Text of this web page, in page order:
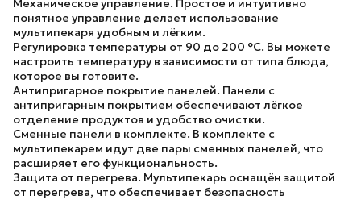
Механическое управление. Простое и интуитивно
понятное управление делает использование
мультипекаря удобным и лёгким.
Регулировка температуры от 90 до 200 °C. Вы можете
настроить температуру в зависимости от типа блюда,
которое вы готовите.
Антипригарное покрытие панелей. Панели с
антипригарным покрытием обеспечивают лёгкое
отделение продуктов и удобство очистки.
Сменные панели в комплекте. В комплекте с
мультипекарем идут две пары сменных панелей, что
расширяет его функциональность.
Защита от перегрева. Мультипекарь оснащён защитой
от перегрева, что обеспечивает безопасность